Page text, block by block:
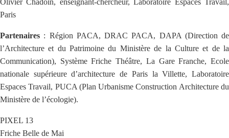
Paris
Partenaires : Région PACA, DRAC PACA, DAPA (Direction de
l’Architecture et du Patrimoine du Ministère de la Culture et de la
Communication), Système Friche Théâtre, La Gare Franche, Ecole
nationale supérieure d’architecture de Paris la Villette, Laboratoire
Espaces Travail, PUCA (Plan Urbanisme Construction Architecture du
Ministère de l’écologie).
PIXEL 13
Friche Belle de Mai